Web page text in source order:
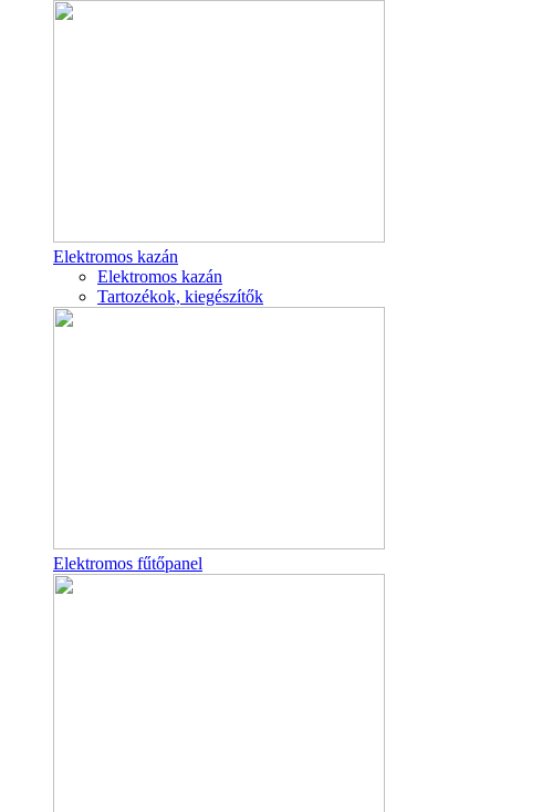
Elektromos kazán
Elektromos kazán
Tartozékok, kiegészítők
Elektromos fűtőpanel